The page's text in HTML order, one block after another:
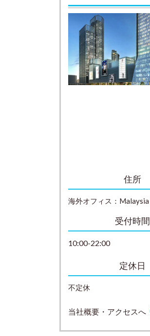
住所
海外オフィス： Malaysia
受付時間
10:00-22:00
定休日
不定休
当社概要・アクセスへ